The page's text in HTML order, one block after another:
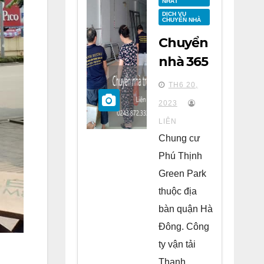
DỊCH VỤ
CHUYỂN NHÀ
Chuyển
nhà 365
tại
chung
cư Phú
Thịnh
Green
Park Hà
Đông
TH6 20,
2023
LIÊN
Chung cư
Phú Thịnh
Green Park
thuộc địa
bàn quận Hà
Đông. Công
ty vận tải
Thanh